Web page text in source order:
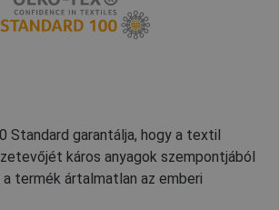
Standard garantálja, hogy a textil
káros anyagok szempontjából
termék ártalmatlan az emberi